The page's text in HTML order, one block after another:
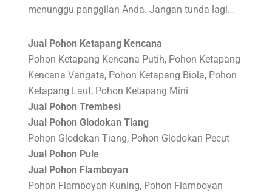
menunggu panggilan Anda. Jangan tunda lagi…
Jual Pohon Ketapang Kencana
Pohon Ketapang Kencana Putih, Pohon Ketapang
Kencana Varigata, Pohon Ketapang Biola, Pohon
Ketapang Laut, Pohon Ketapang Mini
Jual Pohon Trembesi
Jual Pohon Glodokan Tiang
Pohon Glodokan Tiang, Pohon Glodokan Pecut
Jual Pohon Pule
Jual Pohon Flamboyan
Pohon Flamboyan Kuning, Pohon Flamboyan